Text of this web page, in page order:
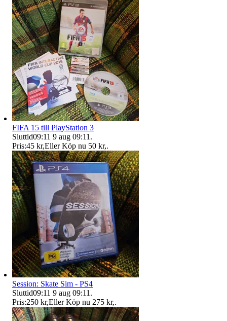
FIFA 15 till PlayStation 3
Sluttid09:11 9 aug 09:11 .
Pris:45 kr,Eller Köp nu 50 kr,.
Session: Skate Sim - PS4
Sluttid09:11 9 aug 09:11 .
Pris:250 kr,Eller Köp nu 275 kr,.